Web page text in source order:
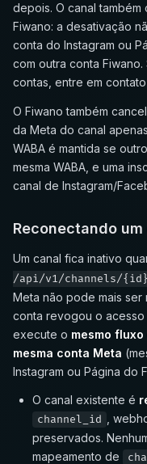
depois. O canal
Fiwano: a desativação
conta do Instagram ou
com outra conta
contas, entre em
O Fiwano também
da Meta do canal
WABA é mantida se
mesma WABA, e uma
canal de Instagram/
Reconectando
Um canal fica inativo
/api/v1/channels/{id}
Meta não pode mais
conta revogou o acesso
execute o mesmo
mesma conta Meta
Instagram ou Página do
O canal existente é
channel_id
,
preservados.
mapeamento de